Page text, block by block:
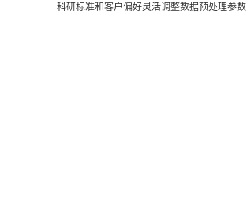
科研标准和客户偏好灵活调整数据预处理参